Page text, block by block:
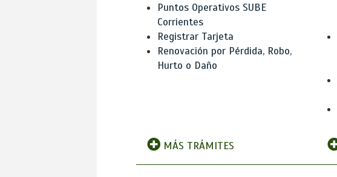
Puntos Operativos SUBE
Corrientes
Registrar Tarjeta
Renovación por Pérdida, Robo,
Hurto o Daño
MÁS TRÁMITES